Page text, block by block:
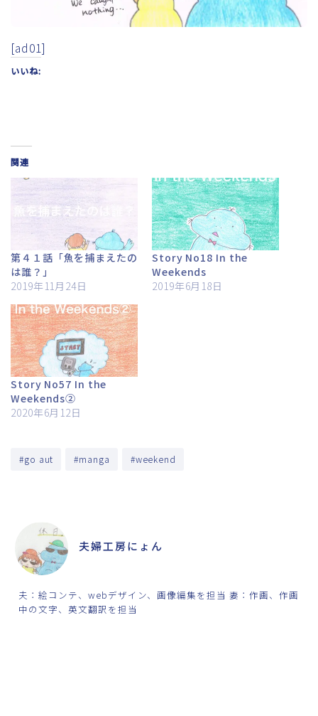
[ad01]
いいね:
関連
第４１話「魚を捕まえたの
は誰？」
2019年11月24日
Story No18 In the
Weekends
2019年6月18日
Story No57 In the
Weekends②
2020年6月12日
#go aut #manga #weekend
夫婦工房にょん
夫：絵コンテ、webデザイン、画像編集を担当 妻：作画、作画
中の文字、英文翻訳を担当